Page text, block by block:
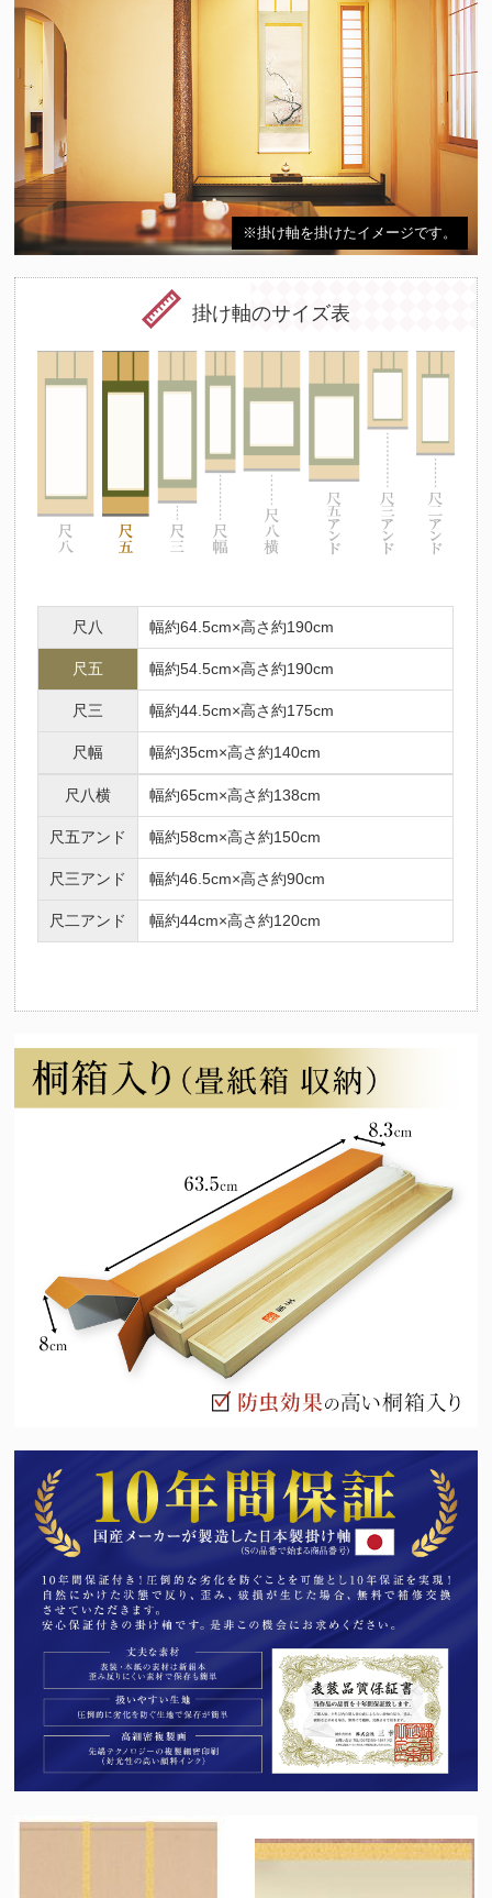
※掛け軸を掛けたイメージです。
掛け軸のサイズ表
尺八 幅約64.5cm×高さ約190cm
尺五 幅約54.5cm×高さ約190cm
尺三 幅約44.5cm×高さ約175cm
尺幅 幅約35cm×高さ約140cm
尺八横 幅約65cm×高さ約138cm
尺五アンド 幅約58cm×高さ約150cm
尺三アンド 幅約46.5cm×高さ約90cm
尺二アンド 幅約44cm×高さ約120cm